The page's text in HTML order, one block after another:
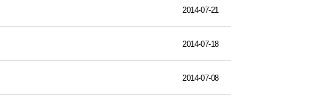
2014-07-21
2014-07-18
2014-07-08